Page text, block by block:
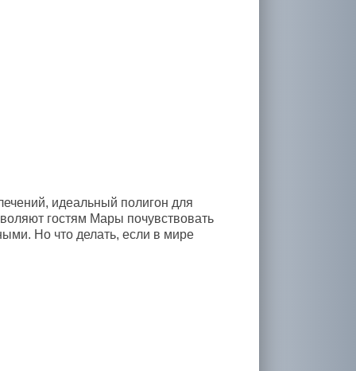
идеальный полигон для
гостям Мары почувствовать
Но что делать, если в мире